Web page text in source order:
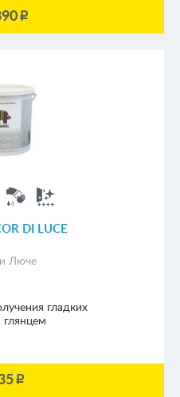
p
DI LUCE
Люче
гладких
глянцем
p